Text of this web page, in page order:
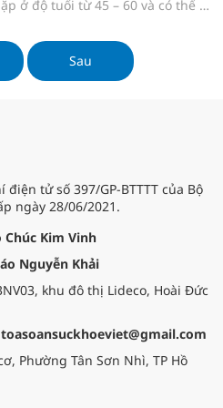
ở độ tuổi từ 45 – 60 và có thể ở
không được kiểm soát hiệu
quả có thể gây ra nhiều biến
chứng nguy hiểm cho cơ thể, thậm
Sau
tử số 397/GP-BTTTT của Bộ
ngày 28/06/2021.
Chúc Kim Vinh
Nguyễn Khải
khu đô thị Lideco, Hoài Đức
toasoansuckhoeviet@gmail.com
Phường Tân Sơn Nhì, TP Hồ